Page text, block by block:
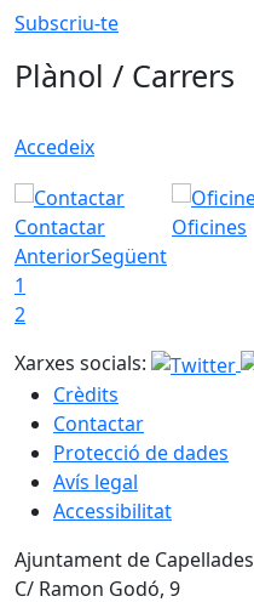
Subscriu-te
Plànol / Carrers
Accedeix
Contactar Oficines
AnteriorSegüent
1
2
Xarxes socials:
Crèdits
Contactar
Protecció de dades
Avís legal
Accessibilitat
Ajuntament de Capellades
C/ Ramon Godó, 9